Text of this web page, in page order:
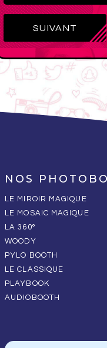
NOS
LE MIROIR MAGIQUE
LE MOSAIC MAGIQUE
LA 360°
WOODY
PYLO BOOTH
LE CLASSIQUE
PLAYBOOK
AUDIOBOOTH